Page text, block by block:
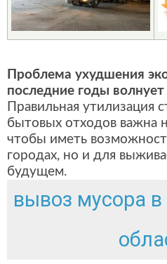
Проблема ухудшения
последние годы
Правильная утилизация
бытовых отходов важна
чтобы иметь
городах, но и для
будущем.
вывоз мусора